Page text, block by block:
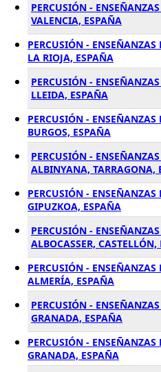
PERCUSIÓN -
VALENCIA, ESPAÑA
PERCUSIÓN -
LA RIOJA, ESPAÑA
PERCUSIÓN -
LLEIDA, ESPAÑA
PERCUSIÓN -
BURGOS, ESPAÑA
PERCUSIÓN -
ALBINYANA, TARRAGONA,
PERCUSIÓN -
GIPUZKOA, ESPAÑA
PERCUSIÓN -
ALBOCASSER, CASTELLÓN,
PERCUSIÓN -
ALMERÍA, ESPAÑA
PERCUSIÓN -
GRANADA, ESPAÑA
PERCUSIÓN -
GRANADA, ESPAÑA